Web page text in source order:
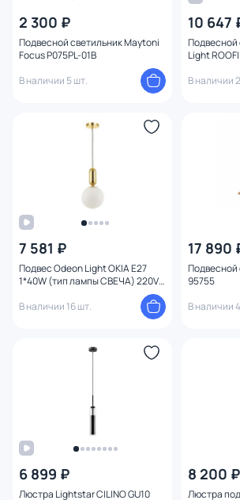
2 300 ₽
Подвесной светильник Maytoni
Focus P075PL-01B
В наличии 5 шт.
10 647
Подвесной
Light
В наличии
7 581 ₽
Подвес Odeon Light OKIA E27
1*40W (тип лампы СВЕЧА) 220V
В наличии 16 шт.
17 890
Подвесной
95755
В наличии
6 899 ₽
Люстра Lightstar CILINO GU10
8 200 ₽
Люстра